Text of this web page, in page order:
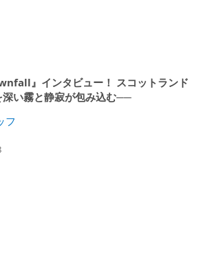
』インタビュー！ スコットランド
い霧と静寂が包み込む──
フ